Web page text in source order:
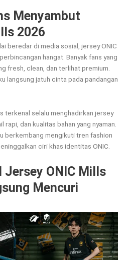
Menyambut
2026
beredar di media sosial, jersey ONIC
hangat. Banyak fans yang
fresh, clean, dan terlihat premium.
langsung jatuh cinta pada pandangan
terkenal selalu menghadirkan jersey
dan kualitas bahan yang nyaman.
berkembang mengikuti tren fashion
ciri khas identitas ONIC.
Jersey ONIC Mills
Mencuri